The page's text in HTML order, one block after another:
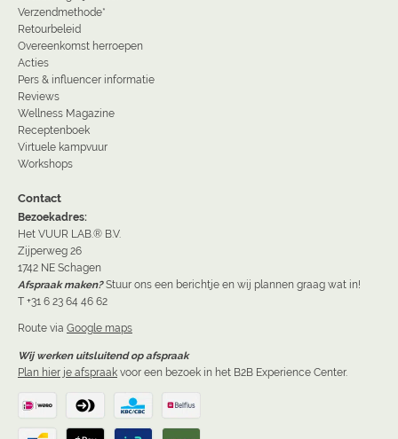
Verzendmethode*
Retourbeleid
Overeenkomst herroepen
Acties
Pers & influencer informatie
Reviews
Wellness Magazine
Receptenboek
Virtuele kampvuur
Workshops
Contact
Bezoekadres:
Het VUUR LAB.® B.V.
Zijperweg 26
1742 NE Schagen
Afspraak maken? Stuur ons een berichtje en wij plannen graag wat in!
T +31 6 23 64 46 62
Route via Google maps
Wij werken uitsluitend op afspraak
Plan hier je afspraak voor een bezoek in het B2B Experience Center.